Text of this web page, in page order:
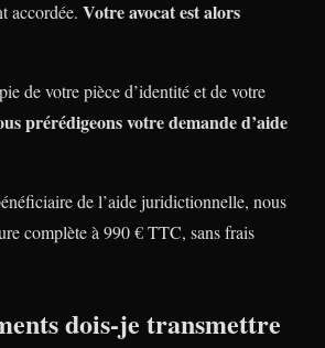
accordée. Votre avocat est alors
de votre pièce d’identité et de votre
prérédigeons votre demande d’aide
de l’aide juridictionnelle, nous
complète à 990 € TTC, sans frais
dois-je transmettre